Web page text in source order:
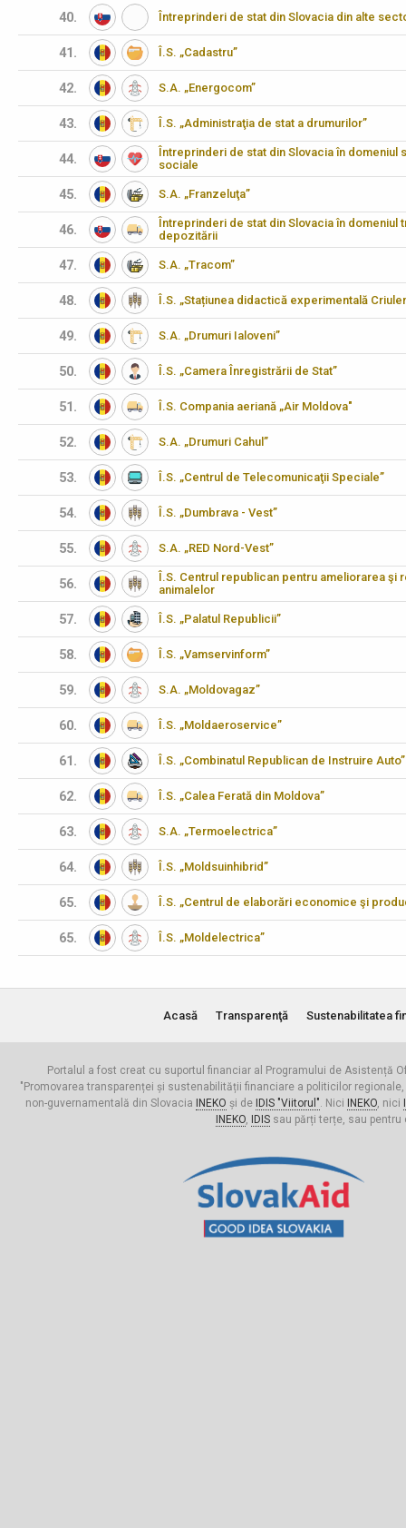
40. Întreprinderi de stat din Slovacia din alte
41. Î.S. „Cadastru”
42. S.A. „Energocom”
43. Î.S. „Administraţia de stat a drumurilor”
44.
Întreprinderi de stat din Slovacia în domeniul
sociale
45. S.A. „Franzeluţa”
46.
Întreprinderi de stat din Slovacia în domeniul
depozitării
47. S.A. „Tracom”
48. Î.S. „Stațiunea didactică experimentală
49. S.A. „Drumuri Ialoveni”
50. Î.S. „Camera Înregistrării de Stat”
51. Î.S. Compania aeriană „Air Moldova"
52. S.A. „Drumuri Cahul”
53. Î.S. „Centrul de Telecomunicaţii Speciale”
54. Î.S. „Dumbrava - Vest”
55. S.A. „RED Nord-Vest”
56.
Î.S. Centrul republican pentru ameliorarea şi
animalelor
57. Î.S. „Palatul Republicii”
58. Î.S. „Vamservinform”
59. S.A. „Moldovagaz”
60. Î.S. „Moldaeroservice”
61. Î.S. „Combinatul Republican de Instruire Auto”
62. Î.S. „Calea Ferată din Moldova”
63. S.A. „Termoelectrica”
64. Î.S. „Moldsuinhibrid”
65. Î.S. „Centrul de elaborări economice şi
65. Î.S. „Moldelectrica”
Acasă Transparenţă Sustenabilitatea
Portalul a fost creat cu suportul financiar al Programului de Asistență
"Promovarea transparenței și sustenabilității financiare a politicilor
non-guvernamentală din Slovacia
INEKO și de IDIS "Viitorul". Nici INEKO, nici
INEKO, IDISsau părți terțe, sau pentru